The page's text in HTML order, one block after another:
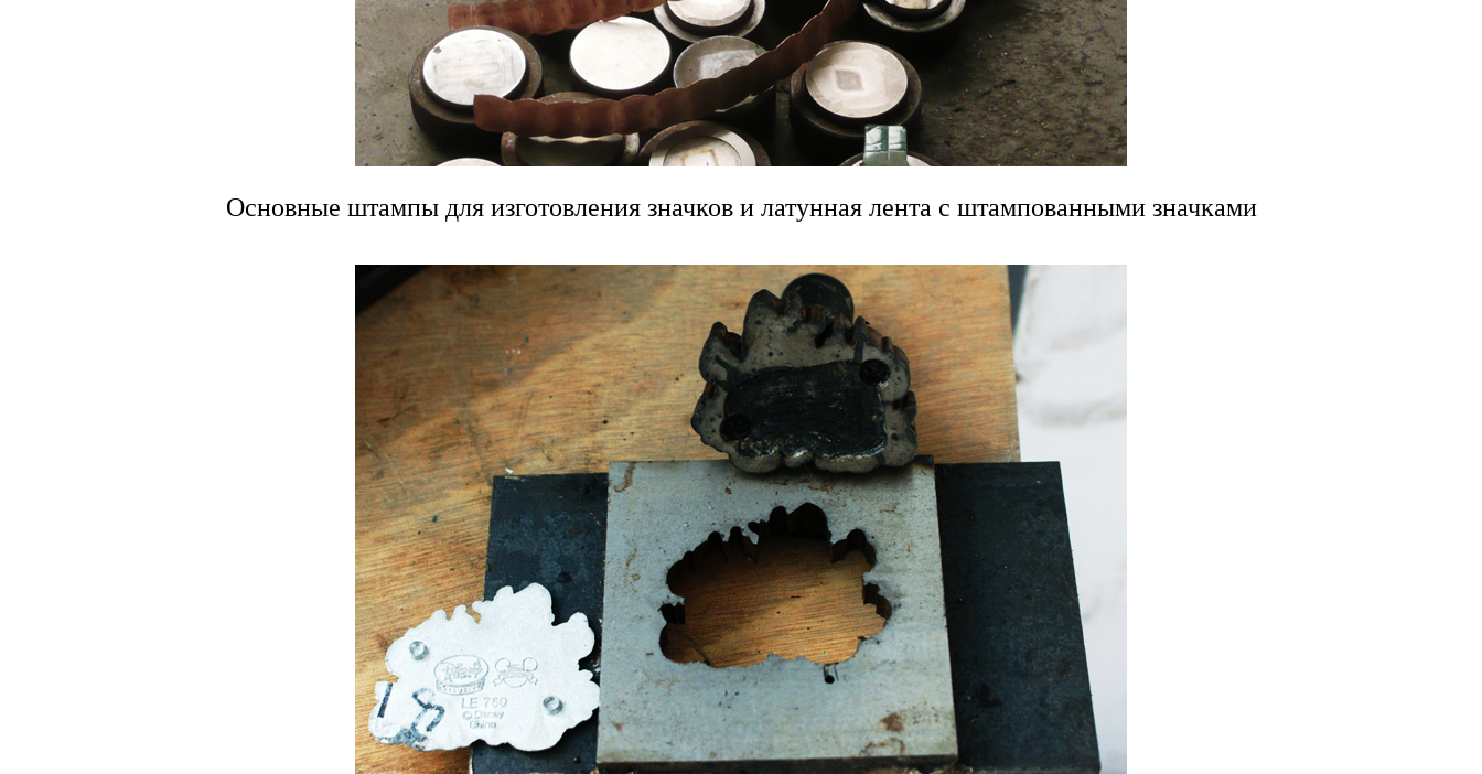
Основные штампы для изготовления значков и латунная лента с штампованными значками